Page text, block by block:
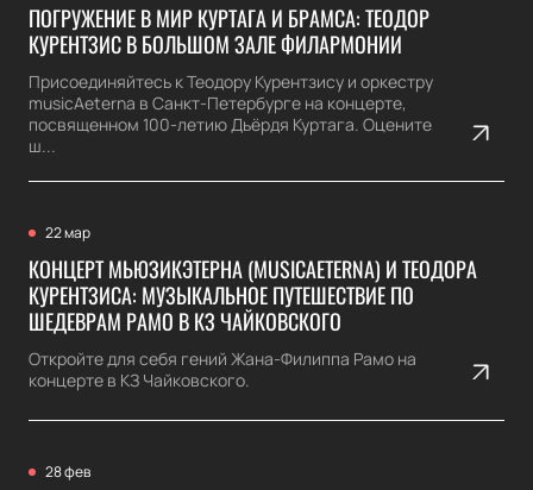
ПОГРУЖЕНИЕ В МИР КУРТАГА И БРАМСА: ТЕОДОР
КУРЕНТЗИС В БОЛЬШОМ ЗАЛЕ ФИЛАРМОНИИ
Присоединяйтесь к Теодору Курентзису и оркестру
musicAeterna в Санкт-Петербурге на концерте,
посвященном 100-летию Дьёрдя Куртага. Оцените
ш...
22 мар
КОНЦЕРТ МЬЮЗИКЭТЕРНА (MUSICAETERNA) И ТЕОДОРА
КУРЕНТЗИСА: МУЗЫКАЛЬНОЕ ПУТЕШЕСТВИЕ ПО
ШЕДЕВРАМ РАМО В КЗ ЧАЙКОВСКОГО
Откройте для себя гений Жана-Филиппа Рамо на
концерте в КЗ Чайковского.
28 фев